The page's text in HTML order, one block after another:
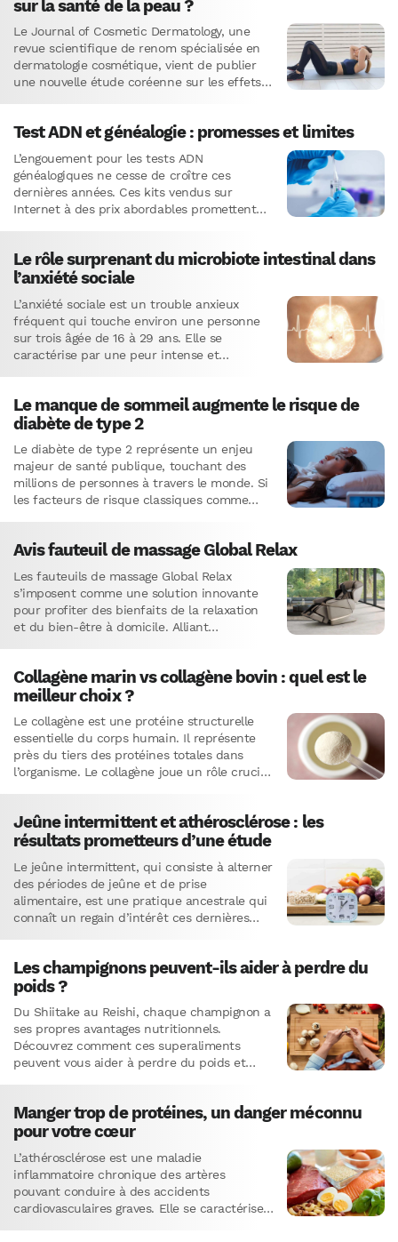
sur la santé de la peau ?
Le Journal of Cosmetic Dermatology, une
revue scientifique de renom spécialisée en
dermatologie cosmétique, vient de publier
une nouvelle étude coréenne sur les effets
Test ADN et généalogie : promesses et limites
L’engouement pour les tests ADN
généalogiques ne cesse de croître ces
dernières années. Ces kits vendus sur
Internet à des prix abordables promettent
Le rôle surprenant du microbiote intestinal dans
l’anxiété sociale
L’anxiété sociale est un trouble anxieux
fréquent qui touche environ une personne
sur trois âgée de 16 à 29 ans. Elle se
caractérise par une peur intense et
Le manque de sommeil augmente le risque de
diabète de type 2
Le diabète de type 2 représente un enjeu
majeur de santé publique, touchant des
millions de personnes à travers le monde. Si
les facteurs de risque classiques comme
Avis fauteuil de massage Global Relax
Les fauteuils de massage Global Relax
s’imposent comme une solution innovante
pour profiter des bienfaits de la relaxation
et du bien-être à domicile. Alliant
Collagène marin vs collagène bovin : quel est le
meilleur choix ?
Le collagène est une protéine structurelle
essentielle du corps humain. Il représente
près du tiers des protéines totales dans
l’organisme. Le collagène joue un rôle crucial
Jeûne intermittent et athérosclérose : les
résultats prometteurs d’une étude
Le jeûne intermittent, qui consiste à alterner
des périodes de jeûne et de prise
alimentaire, est une pratique ancestrale qui
connaît un regain d’intérêt ces dernières
Les champignons peuvent-ils aider à perdre du
poids ?
Du Shiitake au Reishi, chaque champignon a
ses propres avantages nutritionnels.
Découvrez comment ces superaliments
peuvent vous aider à perdre du poids et
Manger trop de protéines, un danger méconnu
pour votre cœur
L’athérosclérose est une maladie
inflammatoire chronique des artères
pouvant conduire à des accidents
cardiovasculaires graves. Elle se caractérise